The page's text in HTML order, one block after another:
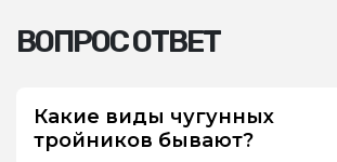
ВОПРОС ОТВЕТ
Какие виды чугунных
тройников бывают?